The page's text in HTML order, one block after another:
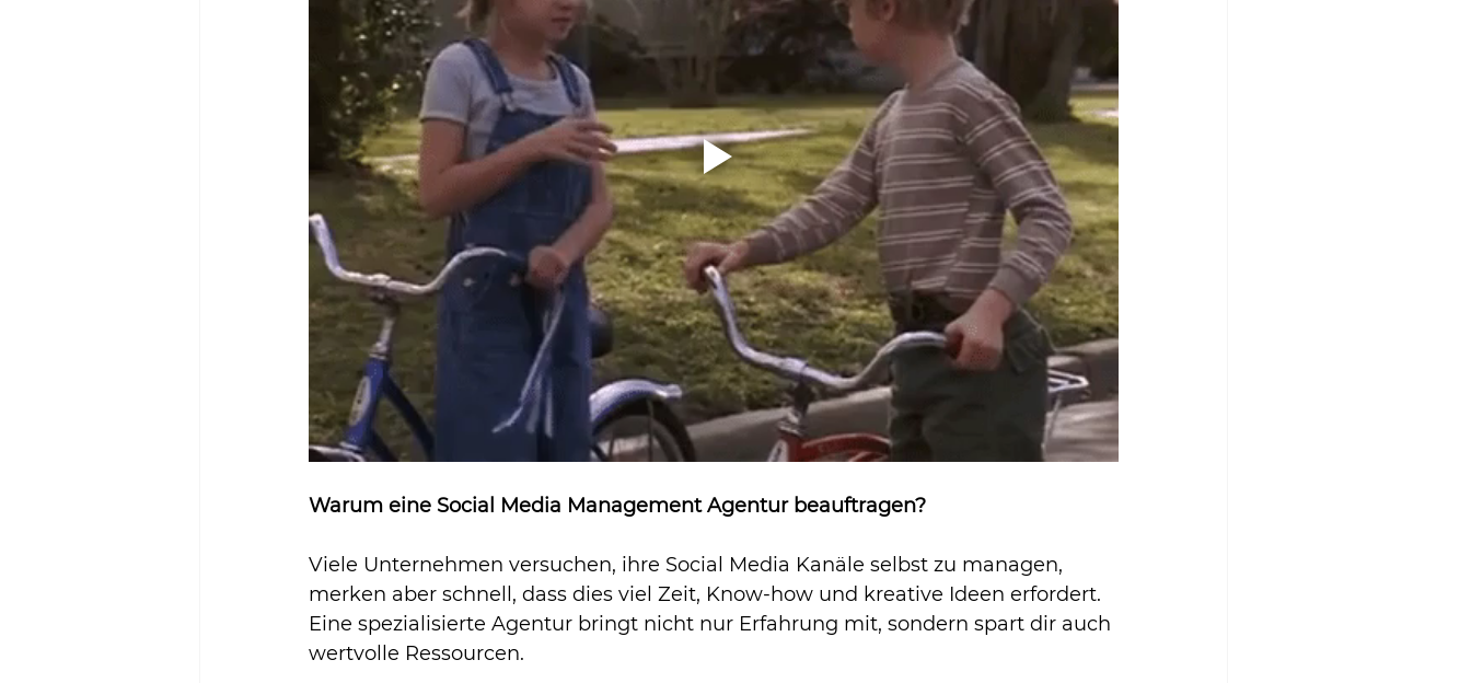
Warum eine Social Media Management Agentur beauftragen?
Viele Unternehmen versuchen, ihre Social Media Kanäle selbst zu managen,
merken aber schnell, dass dies viel Zeit, Know-how und kreative Ideen erfordert.
Eine spezialisierte Agentur bringt nicht nur Erfahrung mit, sondern spart dir auch
wertvolle Ressourcen.